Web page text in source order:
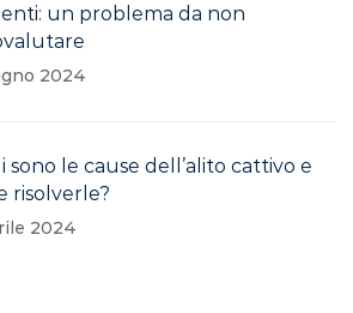
un problema da non
2024
sono le cause dell’alito cattivo e
risolverle?
2024